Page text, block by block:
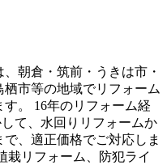
朝倉・筑前・うきは市・
市等の地域でリフォーム
。 16年のリフォーム経
て、水回りリフォームか
、適正価格でご対応しま
栽リフォーム、防犯ライ